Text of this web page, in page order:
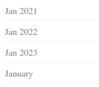
Jan 2021
Jan 2022
Jan 2023
January